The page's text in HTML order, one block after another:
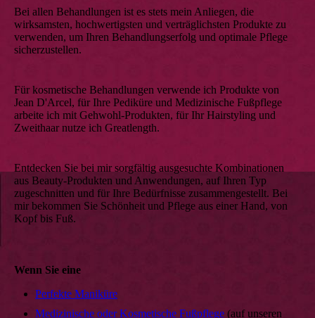
Bei allen Behandlungen ist es stets mein Anliegen, die
wirksamsten, hoch­wertigsten und verträg­lichsten Produkte zu
verwenden, um Ihren Behandlungserfolg und optimale Pflege
sicherzustellen.
Für kosmetische Behandlungen verwende ich Produkte von
Jean D'Arcel, für Ihre Pediküre und Medizinische Fußpflege
arbeite ich mit Gehwohl-Produkten, für Ihr Hairstyling und
Zweithaar nutze ich Greatlength.
Entdecken Sie bei mir sorgfältig ausgesuchte Kombinationen
aus Beauty-Produkten und Anwen­dungen, auf Ihren Typ
zugeschnitten und für Ihre Bedürfnisse zusammengestellt. Bei
mir bekommen Sie Schönheit und Pflege aus einer Hand, von
Kopf bis Fuß.
Wenn Sie eine
Perfekte Maniküre
Medizinische oder Kosmetische Fußpflege (auf unseren